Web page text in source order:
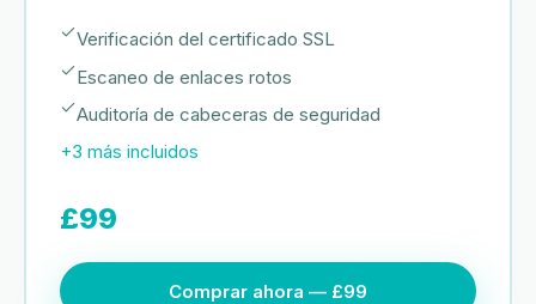
Verificación del certificado SSL
Escaneo de enlaces rotos
Auditoría de cabeceras de seguridad
+3 más incluidos
£99
Comprar ahora — £99